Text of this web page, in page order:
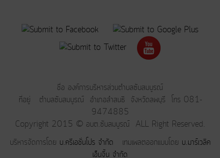
ชื่อ องค์การบริหารส่วนตำบลซับสมบูรณ์
ที่อยู่ ตำบลซับสมบูรณ์ อำเภอลำสนธิ จังหวัดลพบุรี โทร 081-
9474885
Copyright 2015 © อบต.ซับสมบูรณ์ ALL Right Reserved.
บริหารจัดการโดย บ.ครีเอชั่นโปร จำกัด เทมเพลตออกแบบโดย บ.มาร์เวลิค
เอ็นจิ้น จำกัด